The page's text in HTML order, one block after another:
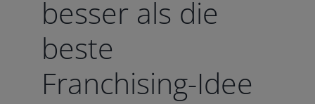
besser als die
beste
Franchising-Idee